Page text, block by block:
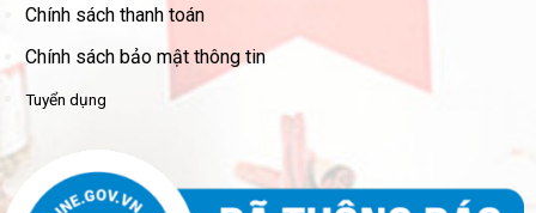
Chính sách thanh toán
Chính sách bảo mật thông tin
Tuyển dụng